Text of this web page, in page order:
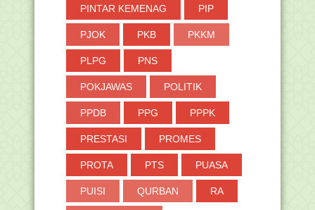
PINTAR KEMENAG PIP
PJOK PKB PKKM
PLPG PNS
POKJAWAS POLITIK
PPDB PPG PPPK
PRESTASI PROMES
PROTA PTS PUASA
PUISI QURBAN RA